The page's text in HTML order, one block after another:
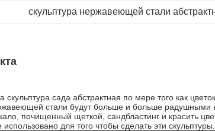
скульптура нержавеющей стали
скульптура сада абстрактная по мере того как
стали будут больше и больше радушными
почищенный щеткой, сандбластинг и красить
для того чтобы сделать эти